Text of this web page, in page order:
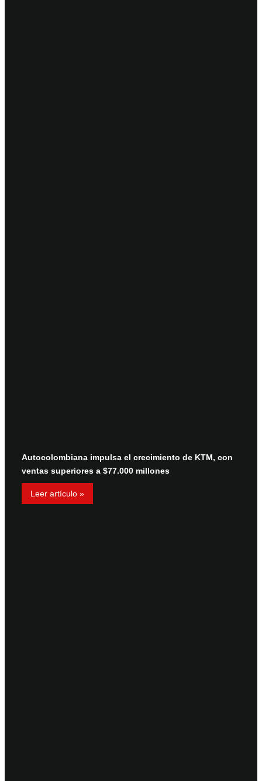
Autocolombiana impulsa el crecimiento de KTM, con
ventas superiores a $77.000 millones
Leer artículo »